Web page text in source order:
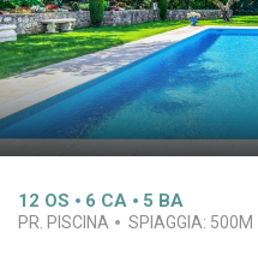
12 OS 6 CA 5 BA
PR. PISCINA SPIAGGIA: 500M